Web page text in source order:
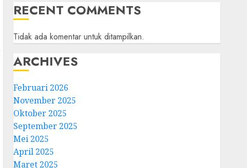
RECENT COMMENTS
Tidak ada komentar untuk ditampilkan.
ARCHIVES
Februari 2026
November 2025
Oktober 2025
September 2025
Mei 2025
April 2025
Maret 2025